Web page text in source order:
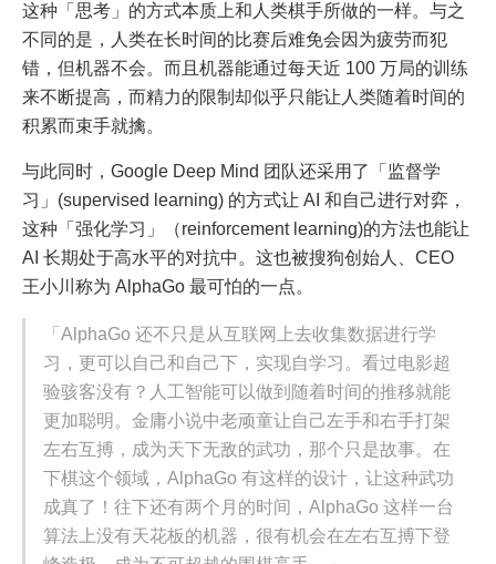
这种「思考」的方式本质上和人类棋手所做的一样。与之
不同的是，人类在长时间的比赛后难免会因为疲劳而犯
错，但机器不会。而且机器能通过每天近 100 万局的训练
来不断提高，而精力的限制却似乎只能让人类随着时间的
积累而束手就擒。
与此同时，Google Deep Mind 团队还采用了「监督学
习」(supervised learning) 的方式让 AI 和自己进行对弈，
这种「强化学习」（reinforcement learning)的方法也能让
AI 长期处于高水平的对抗中。这也被搜狗创始人、CEO
王小川称为 AlphaGo 最可怕的一点。
「AlphaGo 还不只是从互联网上去收集数据进行学
习，更可以自己和自己下，实现自学习。看过电影超
验骇客没有？人工智能可以做到随着时间的推移就能
更加聪明。金庸小说中老顽童让自己左手和右手打架
左右互搏，成为天下无敌的武功，那个只是故事。在
下棋这个领域，AlphaGo 有这样的设计，让这种武功
成真了！往下还有两个月的时间，AlphaGo 这样一台
算法上没有天花板的机器，很有机会在左右互搏下登